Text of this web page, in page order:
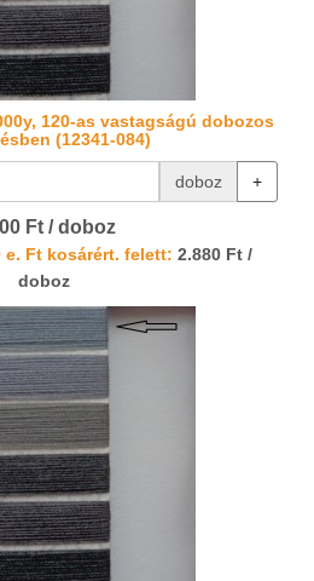
120-as vastagságú dobozos
(12341-084)
doboz +
Ft / doboz
e. Ft kosárért. felett: 2.880 Ft /
doboz